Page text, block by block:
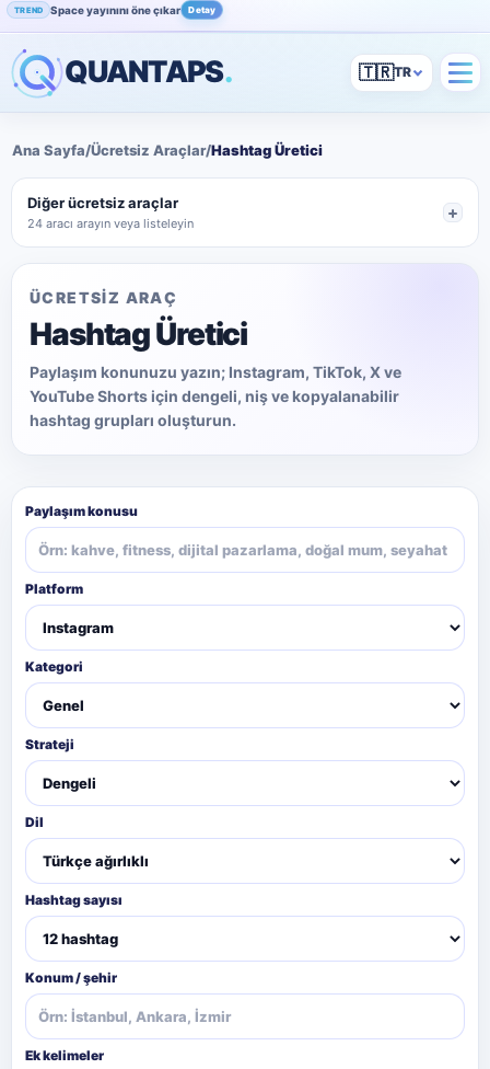
TREND Space yayınını öne çıkar Detay
POPÜLER Instagram beğenini artır İncele
QUANTAPS. 🇹🇷
Ana Sayfa/Ücretsiz Araçlar/Hashtag Üretici
ÜCRETSİZ ARAÇ
Hashtag Üretici
Paylaşım konunuzu yazın; Instagram, TikTok, X ve
YouTube Shorts için dengeli, niş ve kopyalanabilir
hashtag grupları oluşturun.
Paylaşım konusu
Platform
Kategori
Strateji
Dil
Hashtag sayısı
Konum / şehir
Ek kelimeler
Diğer ücretsiz araçlar
24 aracı arayın veya listeleyin